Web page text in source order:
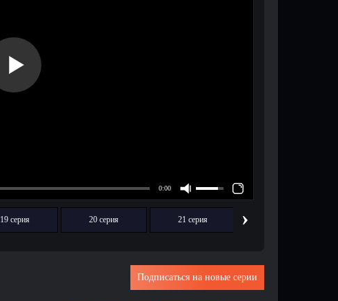
19 серия 20 серия 21 серия ›
Подписаться на новые серии